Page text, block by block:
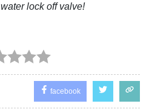
water lock off valve!
facebook